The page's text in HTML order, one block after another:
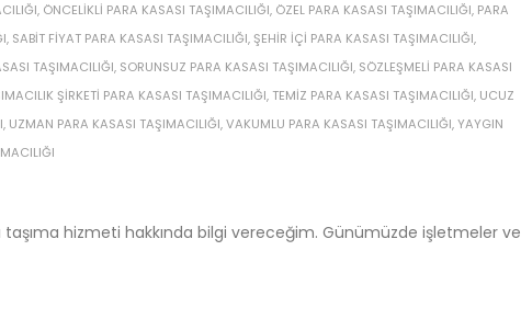
, ÖNCELIKLI PARA KASASI TAŞIMACILIĞI, ÖZEL PARA KASASI TAŞIMACILIĞI, PARA
, SABIT FIYAT PARA KASASI TAŞIMACILIĞI,ŞEHIR IÇI PARA KASASI TAŞIMACILIĞI,
TAŞIMACILIĞI, SORUNSUZ PARA KASASI TAŞIMACILIĞI, SÖZLEŞMELI PARA KASASI
ŞIRKETI PARA KASASI TAŞIMACILIĞI, TEMIZ PARA KASASI TAŞIMACILIĞI, UCUZ
, UZMAN PARA KASASI TAŞIMACILIĞI,VAKUMLU PARA KASASI TAŞIMACILIĞI,YAYGIN
hizmeti hakkında bilgi vereceğim. Günümüzde işletmeler ve